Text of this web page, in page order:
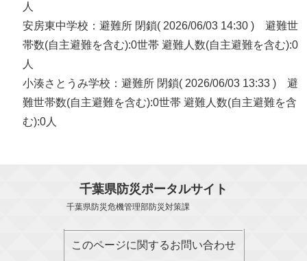
人
安房東中学校：避難所 閉鎖( 2026/06/03 14:30 ) 避難世
帯数(自主避難を含む):0世帯 避難人数(自主避難を含む):0
人
小湊さとうみ学校：避難所 閉鎖( 2026/06/03 13:33 ) 避
難世帯数(自主避難を含む):0世帯 避難人数(自主避難を含
む):0人
千葉県防災ポータルサイト
千葉県防災危機管理部防災対策課
このページに関するお問い合わせ